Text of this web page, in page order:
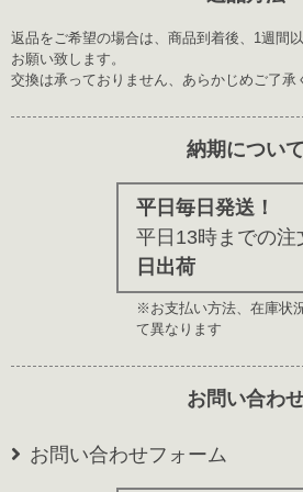
返品をご希望の場合は、商品到着後、1週間
お願い致します。
交換は承っておりません、あらかじめご了承
納期について
平日毎日発送！
平日13時までの注
日出荷
※お支払い方法、在庫状
て異なります
お問い合わ
お問い合わせフォーム